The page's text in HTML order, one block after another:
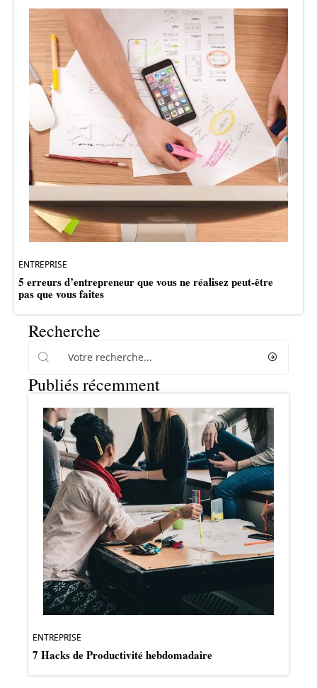
ENTREPRISE
5 erreurs d’entrepreneur que vous ne réalisez peut-être
pas que vous faites
Recherche
Publiés récemment
ENTREPRISE
7 Hacks de Productivité hebdomadaire